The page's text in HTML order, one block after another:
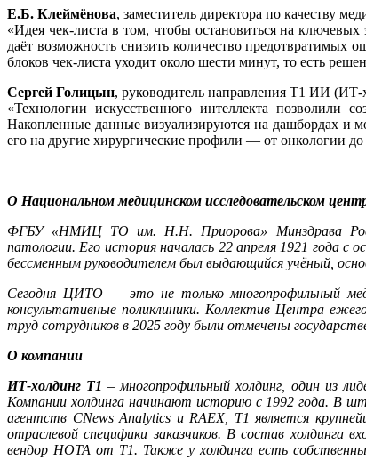
Е.Б. Клеймёнова, заместитель директора по
«Идея чек-листа в том, чтобы остановиться на
даёт возможность снизить количество
блоков чек-листа уходит около шести минут, то есть
Сергей Голицын, руководитель направления Т1 ИИ (ИТ-
«Технологии искусственного интеллекта
Накопленные данные визуализируются на дашбордах и
его на другие хирургические профили — от онкологии до
О Национальном медицинском исследовательском
ФГБУ «НМИЦ ТО им. Н.Н. Приорова» Минздрава
патологии. Его история началась 22 апреля 1921 года с
бессменным руководителем был выдающийся учёный,
Сегодня ЦИТО — это не только многопрофильный
консультативные поликлиники. Коллектив Центра
труд сотрудников в 2025 году были отмечены
О компании
ИТ-холдинг Т1 – многопрофильный холдинг, один из
Компании холдинга начинают историю с 1992 года. В
агентств CNews Analytics и RAEX, Т1 является
отраслевой специфики заказчиков. В состав
вендор НОТА от Т1. Также у холдинга есть